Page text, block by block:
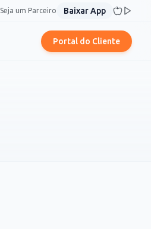
Seja um Parceiro Baixar App
Portal do Cliente